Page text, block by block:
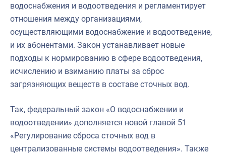
водоснабжения и водоотведения и регламентирует
отношения между организациями,
осуществляющими водоснабжение и водоотведение,
и их абонентами. Закон устанавливает новые
подходы к нормированию в сфере водоотведения,
исчислению и взиманию платы за сброс
загрязняющих веществ в составе сточных вод.
Так, федеральный закон «О водоснабжении и
водоотведении» дополняется новой главой 51
«Регулирование сброса сточных вод в
централизованные системы водоотведения». Также